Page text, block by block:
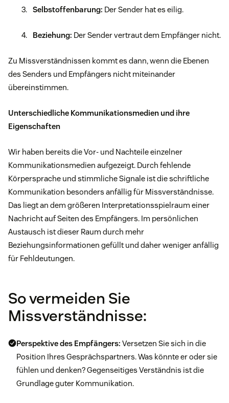
Selbstoffenbarung: Der Sender hat es eilig.
Beziehung: Der Sender vertraut dem Empfänger nicht.
Zu Missverständnissen kommt es dann, wenn die Ebenen
des Senders und Empfängers nicht miteinander
übereinstimmen.
Unterschiedliche Kommunikationsmedien und ihre
Eigenschaften
Wir haben bereits die Vor- und Nachteile einzelner
Kommunikationsmedien aufgezeigt. Durch fehlende
Körpersprache und stimmliche Signale ist die schriftliche
Kommunikation besonders anfällig für Missverständnisse.
Das liegt an dem größeren Interpretationsspielraum einer
Nachricht auf Seiten des Empfängers. Im persönlichen
Austausch ist dieser Raum durch mehr
Beziehungsinformationen gefüllt und daher weniger anfällig
für Fehldeutungen.
So vermeiden Sie
Missverständnisse:
Perspektive des Empfängers: Versetzen Sie sich in die
Position Ihres Gesprächspartners. Was könnte er oder sie
fühlen und denken? Gegenseitiges Verständnis ist die
Grundlage guter Kommunikation.